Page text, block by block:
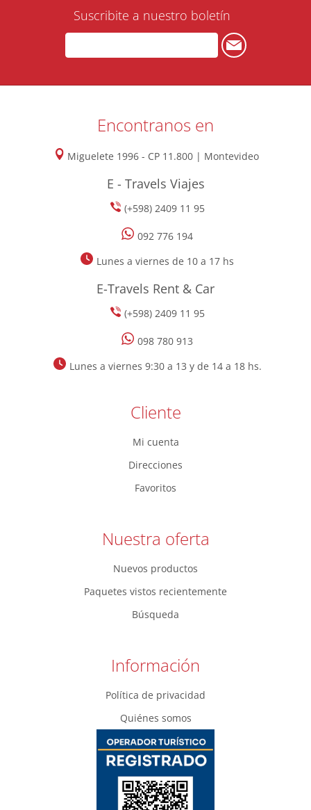
Suscribite a nuestro boletín
Encontranos en
Miguelete 1996 - CP 11.800 | Montevideo
E - Travels Viajes
(+598) 2409 11 95
092 776 194
Lunes a viernes de 10 a 17 hs
E-Travels Rent & Car
(+598) 2409 11 95
098 780 913
Lunes a viernes 9:30 a 13 y de 14 a 18 hs.
Cliente
Mi cuenta
Direcciones
Favoritos
Nuestra oferta
Nuevos productos
Paquetes vistos recientemente
Búsqueda
Información
Política de privacidad
Quiénes somos